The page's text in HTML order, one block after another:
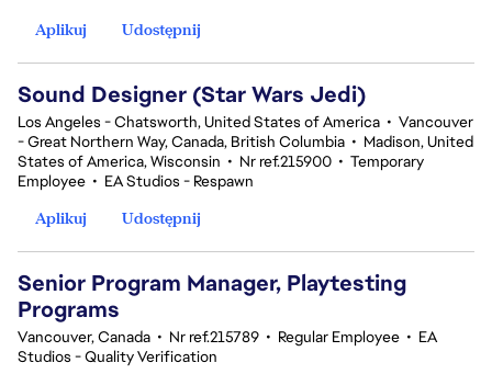
Aplikuj
Udostępnij
Sound Designer (Star Wars Jedi)
Los Angeles - Chatsworth, United States of America • Vancouver
- Great Northern Way, Canada, British Columbia • Madison, United
States of America, Wisconsin • Nr ref.215900 • Temporary
Employee • EA Studios - Respawn
Aplikuj
Udostępnij
Senior Program Manager, Playtesting
Programs
Vancouver, Canada • Nr ref.215789 • Regular Employee • EA
Studios - Quality Verification